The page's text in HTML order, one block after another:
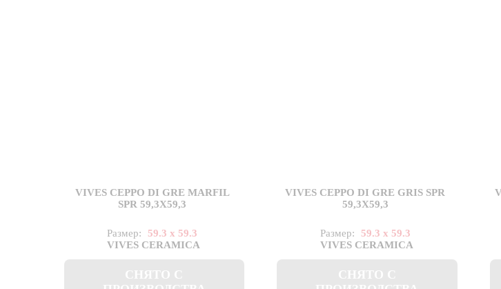
VIVES CEPPO DI GRE MARFIL
SPR 59,3X59,3
Размер:
59.3 x 59.3
VIVES CERAMICA
VIVES CEPPO DI GRE GRIS SPR
59,3X59,3
Размер:
59.3 x 59.3
VIVES CERAMICA